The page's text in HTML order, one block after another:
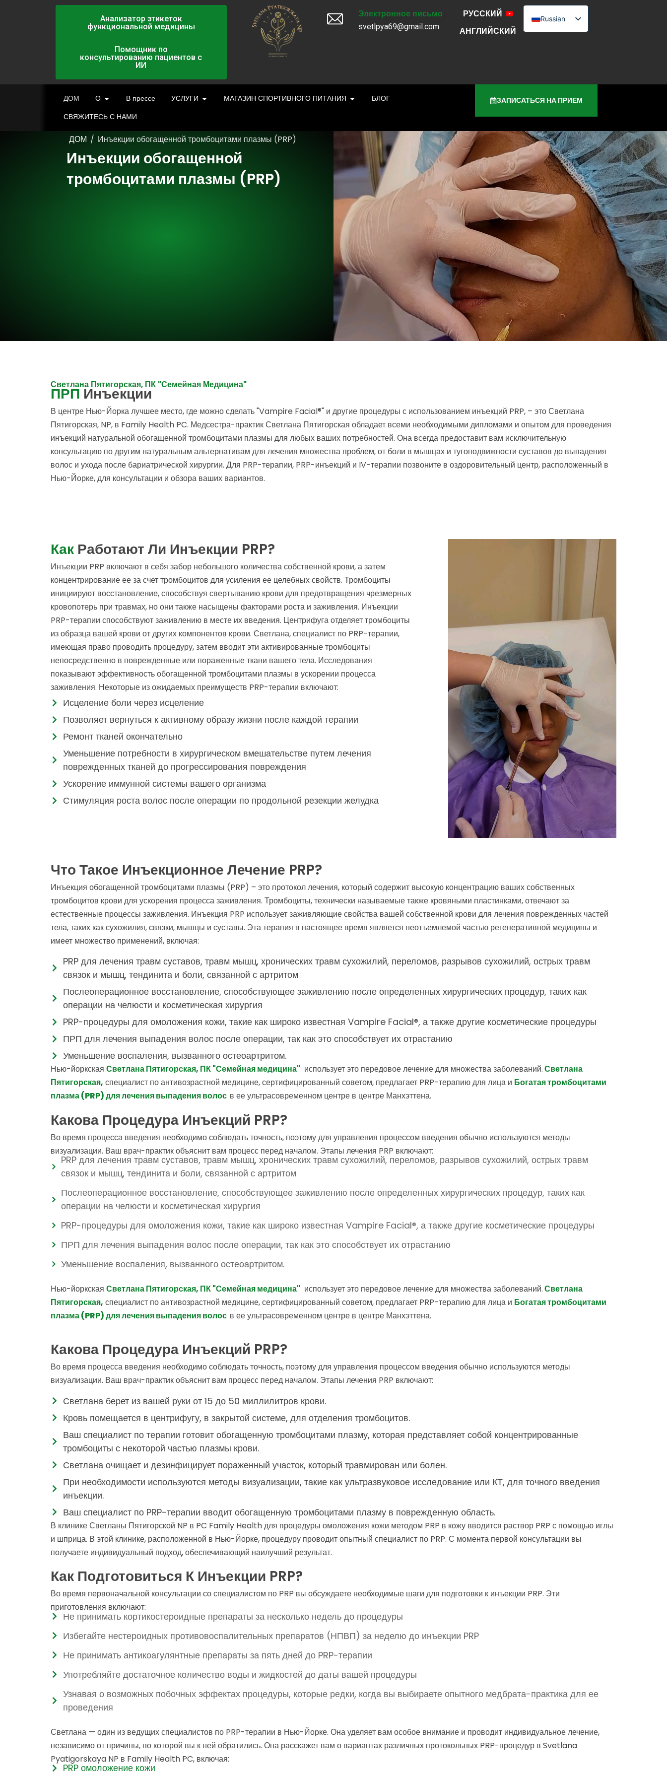
Анализатор этикеток
функциональной медицины
Помощник по
консультированию пациентов с
ИИ
Электронное письмо
svetlpya69@gmail.com
РУССКИЙ
АНГЛИЙСКИЙ
Russian
English
ДОМ О В прессе УСЛУГИ МАГАЗИН СПОРТИВНОГО ПИТАНИЯ
БЛОГ
СВЯЖИТЕСЬ С НАМИ
ЗАПИСАТЬСЯ НА ПРИЕМ
ДОМ / Инъекции обогащенной тромбоцитами плазмы (PRP)
Инъекции обогащенной
тромбоцитами плазмы (PRP)
Светлана Пятигорская, ПК "Семейная Медицина"
ПРП Инъекции
В центре Нью-Йорка лучшее место, где можно сделать "Vampire Facial®" и другие процедуры с использованием инъекций PRP, – это Светлана
Пятигорская, NP, в Family Health PC. Медсестра-практик Светлана Пятигорская обладает всеми необходимыми дипломами и опытом для проведения
инъекций натуральной обогащенной тромбоцитами плазмы для любых ваших потребностей. Она всегда предоставит вам исключительную
консультацию по другим натуральным альтернативам для лечения множества проблем, от боли в мышцах и тугоподвижности суставов до выпадения
волос и ухода после бариатрической хирургии. Для PRP-терапии, PRP-инъекций и IV-терапии позвоните в оздоровительный центр, расположенный в
Нью-Йорке, для консультации и обзора ваших вариантов.
Как Работают Ли Инъекции PRP?
Инъекции PRP включают в себя забор небольшого количества собственной крови, а затем
концентрирование ее за счет тромбоцитов для усиления ее целебных свойств. Тромбоциты
инициируют восстановление, способствуя свертыванию крови для предотвращения чрезмерных
кровопотерь при травмах, но они также насыщены факторами роста и заживления. Инъекции
PRP-терапии способствуют заживлению в месте их введения. Центрифуга отделяет тромбоциты
из образца вашей крови от других компонентов крови. Светлана, специалист по PRP-терапии,
имеющая право проводить процедуру, затем вводит эти активированные тромбоциты
непосредственно в поврежденные или пораженные ткани вашего тела. Исследования
показывают эффективность обогащенной тромбоцитами плазмы в ускорении процесса
заживления. Некоторые из ожидаемых преимуществ PRP-терапии включают:
Исцеление боли через исцеление
Позволяет вернуться к активному образу жизни после каждой терапии
Ремонт тканей окончательно
Уменьшение потребности в хирургическом вмешательстве путем лечения
поврежденных тканей до прогрессирования повреждения
Ускорение иммунной системы вашего организма
Стимуляция роста волос после операции по продольной резекции желудка
Что Такое Инъекционное Лечение PRP?
Инъекция обогащенной тромбоцитами плазмы (PRP) – это протокол лечения, который содержит высокую концентрацию ваших собственных
тромбоцитов крови для ускорения процесса заживления. Тромбоциты, технически называемые также кровяными пластинками, отвечают за
естественные процессы заживления. Инъекция PRP использует заживляющие свойства вашей собственной крови для лечения поврежденных частей
тела, таких как сухожилия, связки, мышцы и суставы. Эта терапия в настоящее время является неотъемлемой частью регенеративной медицины и
имеет множество применений, включая:
PRP для лечения травм суставов, травм мышц, хронических травм сухожилий, переломов, разрывов сухожилий, острых травм
связок и мышц, тендинита и боли, связанной с артритом
Послеоперационное восстановление, способствующее заживлению после определенных хирургических процедур, таких как
операции на челюсти и косметическая хирургия
PRP-процедуры для омоложения кожи, такие как широко известная Vampire Facial®, а также другие косметические процедуры
ПРП для лечения выпадения волос после операции, так как это способствует их отрастанию
Уменьшение воспаления, вызванного остеоартритом.
Нью-йоркская Светлана Пятигорская, ПК "Семейная медицина" использует это передовое лечение для множества заболеваний.Светлана
Пятигорская, специалист по антивозрастной медицине, сертифицированный советом, предлагает PRP-терапию для лица и Богатая тромбоцитами
плазма (PRP) для лечения выпадения волос в ее ультрасовременном центре в центре Манхэттена.
Какова Процедура Инъекций PRP?
Во время процесса введения необходимо соблюдать точность, поэтому для управления процессом введения обычно используются методы
визуализации. Ваш врач-практик объяснит вам процесс перед началом. Этапы лечения PRP включают:
PRP для лечения травм суставов, травм мышц, хронических травм сухожилий, переломов, разрывов сухожилий, острых травм
связок и мышц, тендинита и боли, связанной с артритом
Послеоперационное восстановление, способствующее заживлению после определенных хирургических процедур, таких как
операции на челюсти и косметическая хирургия
PRP-процедуры для омоложения кожи, такие как широко известная Vampire Facial®, а также другие косметические процедуры
ПРП для лечения выпадения волос после операции, так как это способствует их отрастанию
Уменьшение воспаления, вызванного остеоартритом.
Нью-йоркская Светлана Пятигорская, ПК "Семейная медицина" использует это передовое лечение для множества заболеваний.Светлана
Пятигорская, специалист по антивозрастной медицине, сертифицированный советом, предлагает PRP-терапию для лица и Богатая тромбоцитами
плазма (PRP) для лечения выпадения волос в ее ультрасовременном центре в центре Манхэттена.
Какова Процедура Инъекций PRP?
Во время процесса введения необходимо соблюдать точность, поэтому для управления процессом введения обычно используются методы
визуализации. Ваш врач-практик объяснит вам процесс перед началом. Этапы лечения PRP включают:
Светлана берет из вашей руки от 15 до 50 миллилитров крови.
Кровь помещается в центрифугу, в закрытой системе, для отделения тромбоцитов.
Ваш специалист по терапии готовит обогащенную тромбоцитами плазму, которая представляет собой концентрированные
тромбоциты с некоторой частью плазмы крови.
Светлана очищает и дезинфицирует пораженный участок, который травмирован или болен.
При необходимости используются методы визуализации, такие как ультразвуковое исследование или КТ, для точного введения
инъекции.
Ваш специалист по PRP-терапии вводит обогащенную тромбоцитами плазму в поврежденную область.
В клинике Светланы Пятигорской NP в PC Family Health для процедуры омоложения кожи методом PRP в кожу вводится раствор PRP с помощью иглы
и шприца. В этой клинике, расположенной в Нью-Йорке, процедуру проводит опытный специалист по PRP. С момента первой консультации вы
получаете индивидуальный подход, обеспечивающий наилучший результат.
Как Подготовиться К Инъекции PRP?
Во время первоначальной консультации со специалистом по PRP вы обсуждаете необходимые шаги для подготовки к инъекции PRP. Эти
приготовления включают:
Не принимать кортикостероидные препараты за несколько недель до процедуры
Избегайте нестероидных противовоспалительных препаратов (НПВП) за неделю до инъекции PRP
Не принимать антикоагулянтные препараты за пять дней до PRP-терапии
Употребляйте достаточное количество воды и жидкостей до даты вашей процедуры
Узнавая о возможных побочных эффектах процедуры, которые редки, когда вы выбираете опытного медбрата-практика для ее
проведения
Светлана — один из ведущих специалистов по PRP-терапии в Нью-Йорке. Она уделяет вам особое внимание и проводит индивидуальное лечение,
независимо от причины, по которой вы к ней обратились. Она расскажет вам о вариантах различных протокольных PRP-процедур в Svetlana
Pyatigorskaya NP в Family Health PC, включая:
PRP омоложение кожи